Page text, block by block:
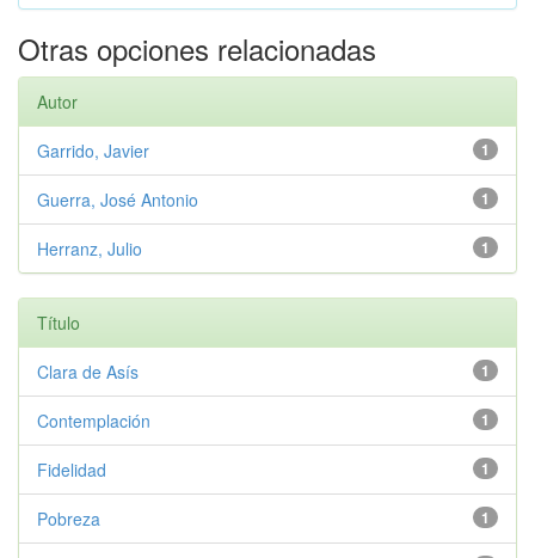
Otras opciones relacionadas
Autor
1
Garrido, Javier
1
Guerra, José Antonio
1
Herranz, Julio
Título
1
Clara de Asís
1
Contemplación
1
Fidelidad
1
Pobreza